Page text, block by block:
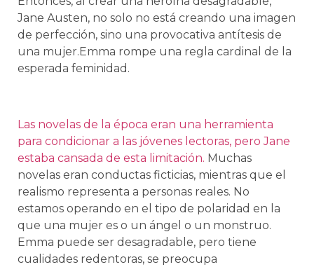
Jane Austen, no solo no está creando una imagen
de perfección, sino una provocativa antítesis de
una mujer.Emma rompe una regla cardinal de la
esperada feminidad.
Las novelas de la época eran una herramienta
para condicionar a las jóvenes lectoras, pero Jane
estaba cansada de esta limitación. Muchas
novelas eran conductas ficticias, mientras que el
realismo representa a personas reales. No
estamos operando en el tipo de polaridad en la
que una mujer es o un ángel o un monstruo.
Emma puede ser desagradable, pero tiene
cualidades redentoras, se preocupa